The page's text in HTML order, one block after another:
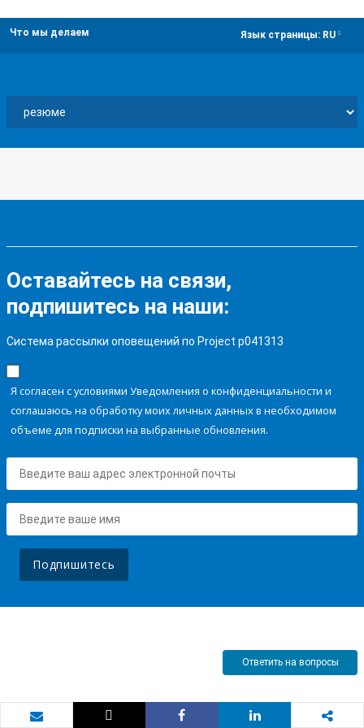
Что мы делаем Язык страницы: RU
Оставайтесь на связи,
подпишитесь на наши:
Система рассылки оповещений по Project p041313
Я согласен с условиями Уведомления о конфиденциальности и
соглашаюсь на обработку моих личных данных в необходимом
объеме для подписки на выбранные обновления.
Подпишитесь
Ответить на вопросы